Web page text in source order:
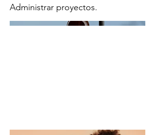
Administrar proyectos.